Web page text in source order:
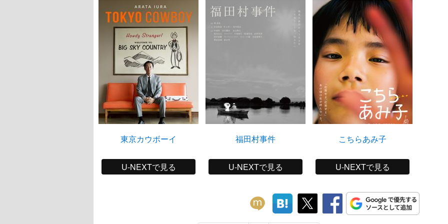
東京カウボーイ
U-NEXTで見る
福田村事件
U-NEXTで見る
こちらあみ子
U-NEXTで見る